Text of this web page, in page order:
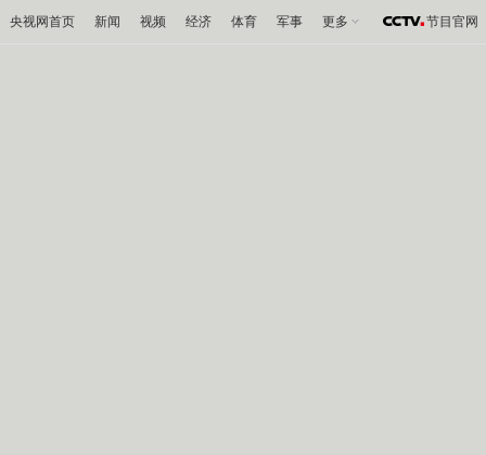
央视网首页 新闻 视频 经济 体育 军事 更多 节目官网